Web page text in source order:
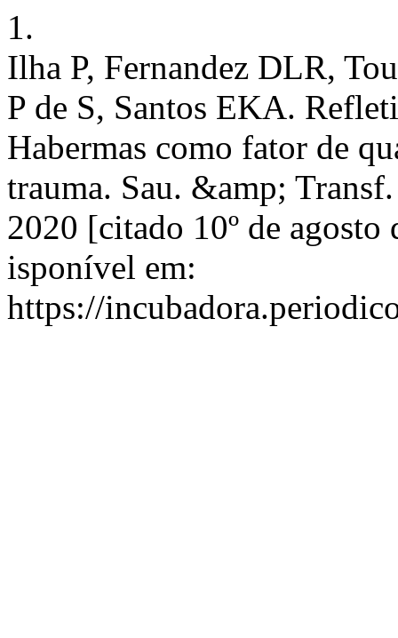
1.
Ilha P, Fernandez DLR,
P de S, Santos EKA.
Habermas como fator de
trauma. Sau. &amp;
2020 [citado 10º de
isponível em:
https://